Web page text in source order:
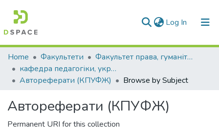
Log In (current)
Communities & Collections
All of DSpace
Home Факультети
Факультет права, гуманітарних і соціальних наук
кафедра педагогіки, української філології та журналістики
Автореферати (КПУФЖ)
Browse by Subject
Автореферати (КПУФЖ)
Permanent URI for this collection